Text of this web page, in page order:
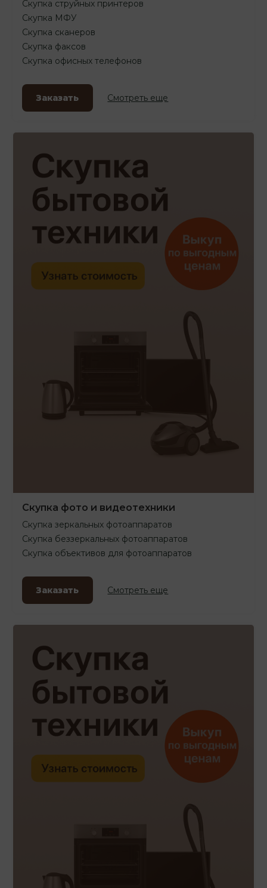
Скупка струйных принтеров
Скупка МФУ
Скупка сканеров
Скупка факсов
Скупка офисных телефонов
Заказать Смотреть еще
Скупка фото и видеотехники
Скупка зеркальных фотоаппаратов
Скупка беззеркальных фотоаппаратов
Скупка объективов для фотоаппаратов
Заказать Смотреть еще